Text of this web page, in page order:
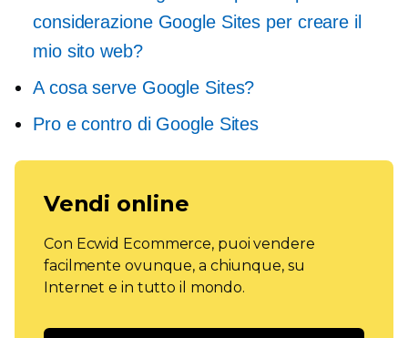
considerazione Google Sites per creare il
mio sito web?
A cosa serve Google Sites?
Pro e contro di Google Sites
Vendi online
Con Ecwid Ecommerce, puoi vendere
facilmente ovunque, a chiunque, su
Internet e in tutto il mondo.